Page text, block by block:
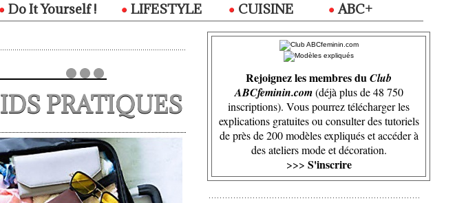
Do It Yourself ! LIFESTYLE CUISINE
ABC+
IDS PRATIQUES
Rejoignez les membres duClub
ABCfeminin.com(déjà plus de 48 750
inscriptions). Vous pourrez télécharger les
explications gratuites ou consulter des tutoriels
de près de 200 modèles expliqués et accéder à
des ateliers mode et décoration.
>>> S'inscrire